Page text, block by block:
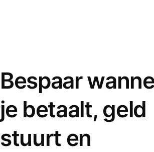
Bespaar
je betaalt, geld
stuurt en